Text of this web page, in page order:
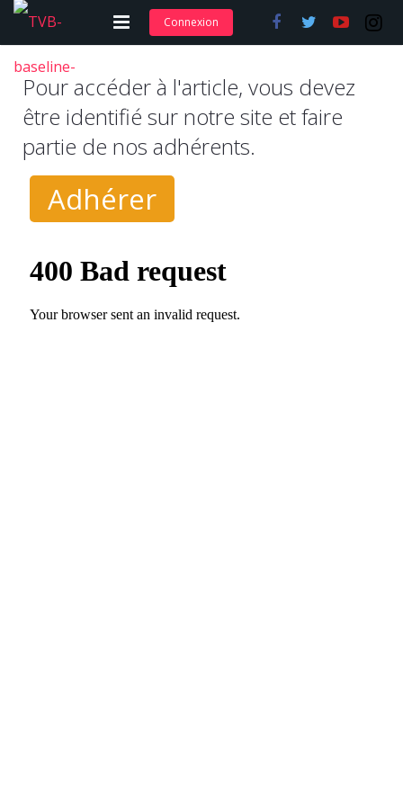
Adhérer et s’abonner
Nos articles
Nos actions
Nos formations
Connexion
Pour accéder à l'article, vous devez
être identifié sur notre site et faire
partie de nos adhérents.
Adhérer